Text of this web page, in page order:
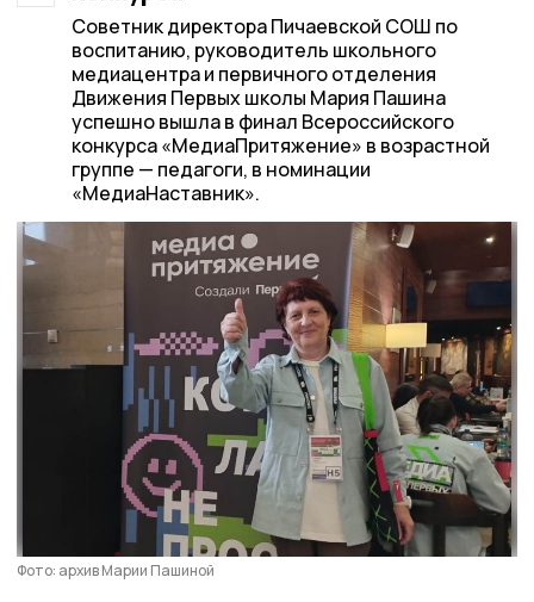
Советник директора Пичаевской СОШ по
воспитанию, руководитель школьного
медиацентра и первичного отделения
Движения Первых школы Мария Пашина
успешно вышла в финал Всероссийского
конкурса «МедиаПритяжение» в возрастной
группе — педагоги, в номинации
«МедиаНаставник».
Фото: архив Марии Пашиной